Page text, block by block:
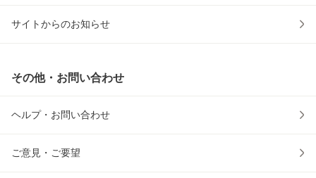
サイトからのお知らせ
その他・お問い合わせ
ヘルプ・お問い合わせ
ご意見・ご要望